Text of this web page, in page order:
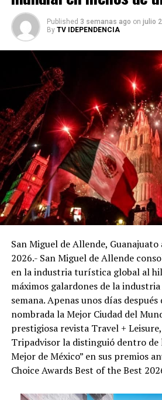
En su primera semana de
albergará conciertos de música
fotografía documental y
gráfica con la participación directa
investigadores.
Viernes 7 de agosto
La agrupación integrada por Paola
(piano), Eduardo del Valle (violín),
(viola) y Jorge Flores (violonchelo)
selecto repertorio de cámara que
478 en sol menor de W. A. Mozart y
en la menor del compositor
18:30 a 20:00 hrs. | Noche de
permanece» Un espacio para
documental del fotoperiodista y
Published 3 semanas ago on julio
By TV IDEPENDENCIA
San Miguel de Allende, Guanajuato
2026.- San Miguel de Allende
en la industria turística global al
máximos galardones de la
semana. Apenas unos días después
nombrada la Mejor Ciudad del
prestigiosa revista Travel +
Tripadvisor la distinguió dentro de
Mejor de México” en sus premios
Choice Awards Best of the Best